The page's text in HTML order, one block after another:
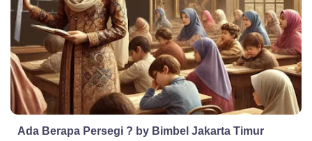
Ada Berapa Persegi ? by Bimbel Jakarta Timur